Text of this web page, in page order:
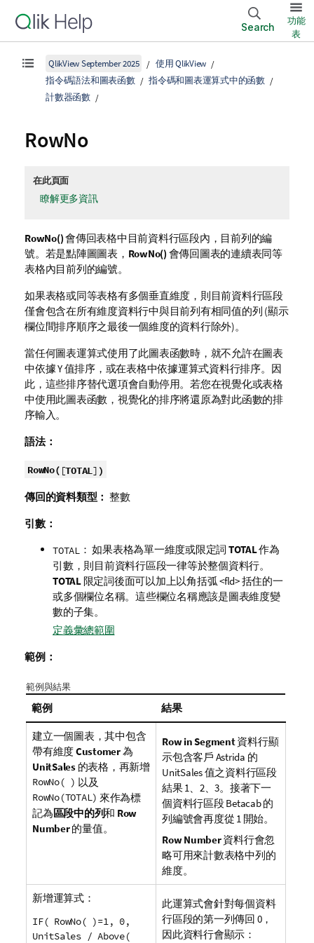
Search
功能
表
QlikView September 2025
使用 QlikView
指令碼語法和圖表函數
指令碼和圖表運算式中的函數
計數器函數
RowNo
在此頁面
瞭解更多資訊
RowNo()會傳回表格中目前資料行區段內，目前列的編
號。若是點陣圖圖表， RowNo() 會傳回圖表的連續表同等
表格內目前列的編號。
如果表格或同等表格有多個垂直維度，則目前資料行區段
僅會包含在所有維度資料行中與目前列有相同值的列 (顯示
欄位間排序順序之最後一個維度的資料行除外)。
當任何圖表運算式使用了此圖表函數時，就不允許在圖表
中依據 Y 值排序，或在表格中依據運算式資料行排序。因
此，這些排序替代選項會自動停用。若您在視覺化或表格
中使用此圖表函數，視覺化的排序將還原為對此函數的排
序輸入。
語法：
RowNo( [TOTAL] )
傳回的資料類型： 整數
引數：
TOTAL ： 如果表格為單一維度或限定詞 TOTAL作為
引數，則目前資料行區段一律等於整個資料行。
TOTAL限定詞後面可以加上以角括弧 <fld>括住的一
或多個欄位名稱。這些欄位名稱應該是圖表維度變
數的子集。
定義彙總範圍
範例：
範例與結果
範例 結果
建立一個圖表，其中包含
帶有維度Customer為
UnitSales的表格，再新增
RowNo( ) 以及
RowNo(TOTAL) 來作為標
記為區段中的列和 Row
Number的量值。
Row in Segment資料行顯
示包含客戶 Astrida 的
UnitSales值之資料行區段
結果 1、2、3。接著下一
個資料行區段Betacab的
列編號會再度從 1 開始。
Row Number資料行會忽
略可用來計數表格中列的
維度。
新增運算式：
IF( RowNo( )=1, 0,
UnitSales / Above(
此運算式會針對每個資料
行區段的第一列傳回 0，
因此資料行會顯示：